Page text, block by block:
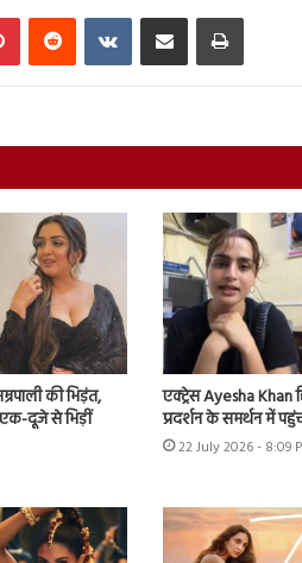
PinterestReddit VKontakteShare via Email Print
की भिड़ंत,
एक-दूजे से भिड़ीं
एक्ट्रेस Ayesha Khan
प्रदर्शन के समर्थन में
22 July 2026 - 8:09